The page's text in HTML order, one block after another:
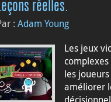
réelles.
:Adam Young
Les jeux
les
améliorer